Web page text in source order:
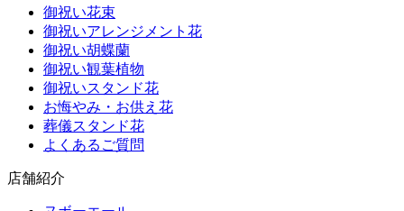
御祝い花束
御祝いアレンジメント花
御祝い胡蝶蘭
御祝い観葉植物
御祝いスタンド花
お悔やみ・お供え花
葬儀スタンド花
よくあるご質問
店舗紹介